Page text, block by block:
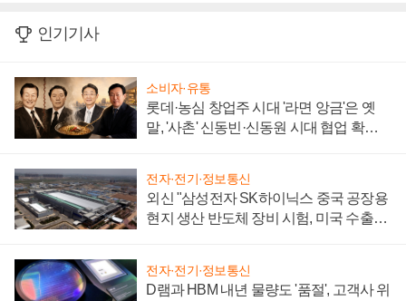
인기기사
소비자·유통
롯데·농심 창업주 시대 '라면 앙금'은 옛
말, '사촌' 신동빈·신동원 시대 협업 확대
전자·전기·정보통신
외신 "삼성전자 SK하이닉스 중국 공장용
현지 생산 반도체 장비 시험, 미국 수출통
전자·전기·정보통신
D램과 HBM 내년 물량도 '품절', 고객사 위